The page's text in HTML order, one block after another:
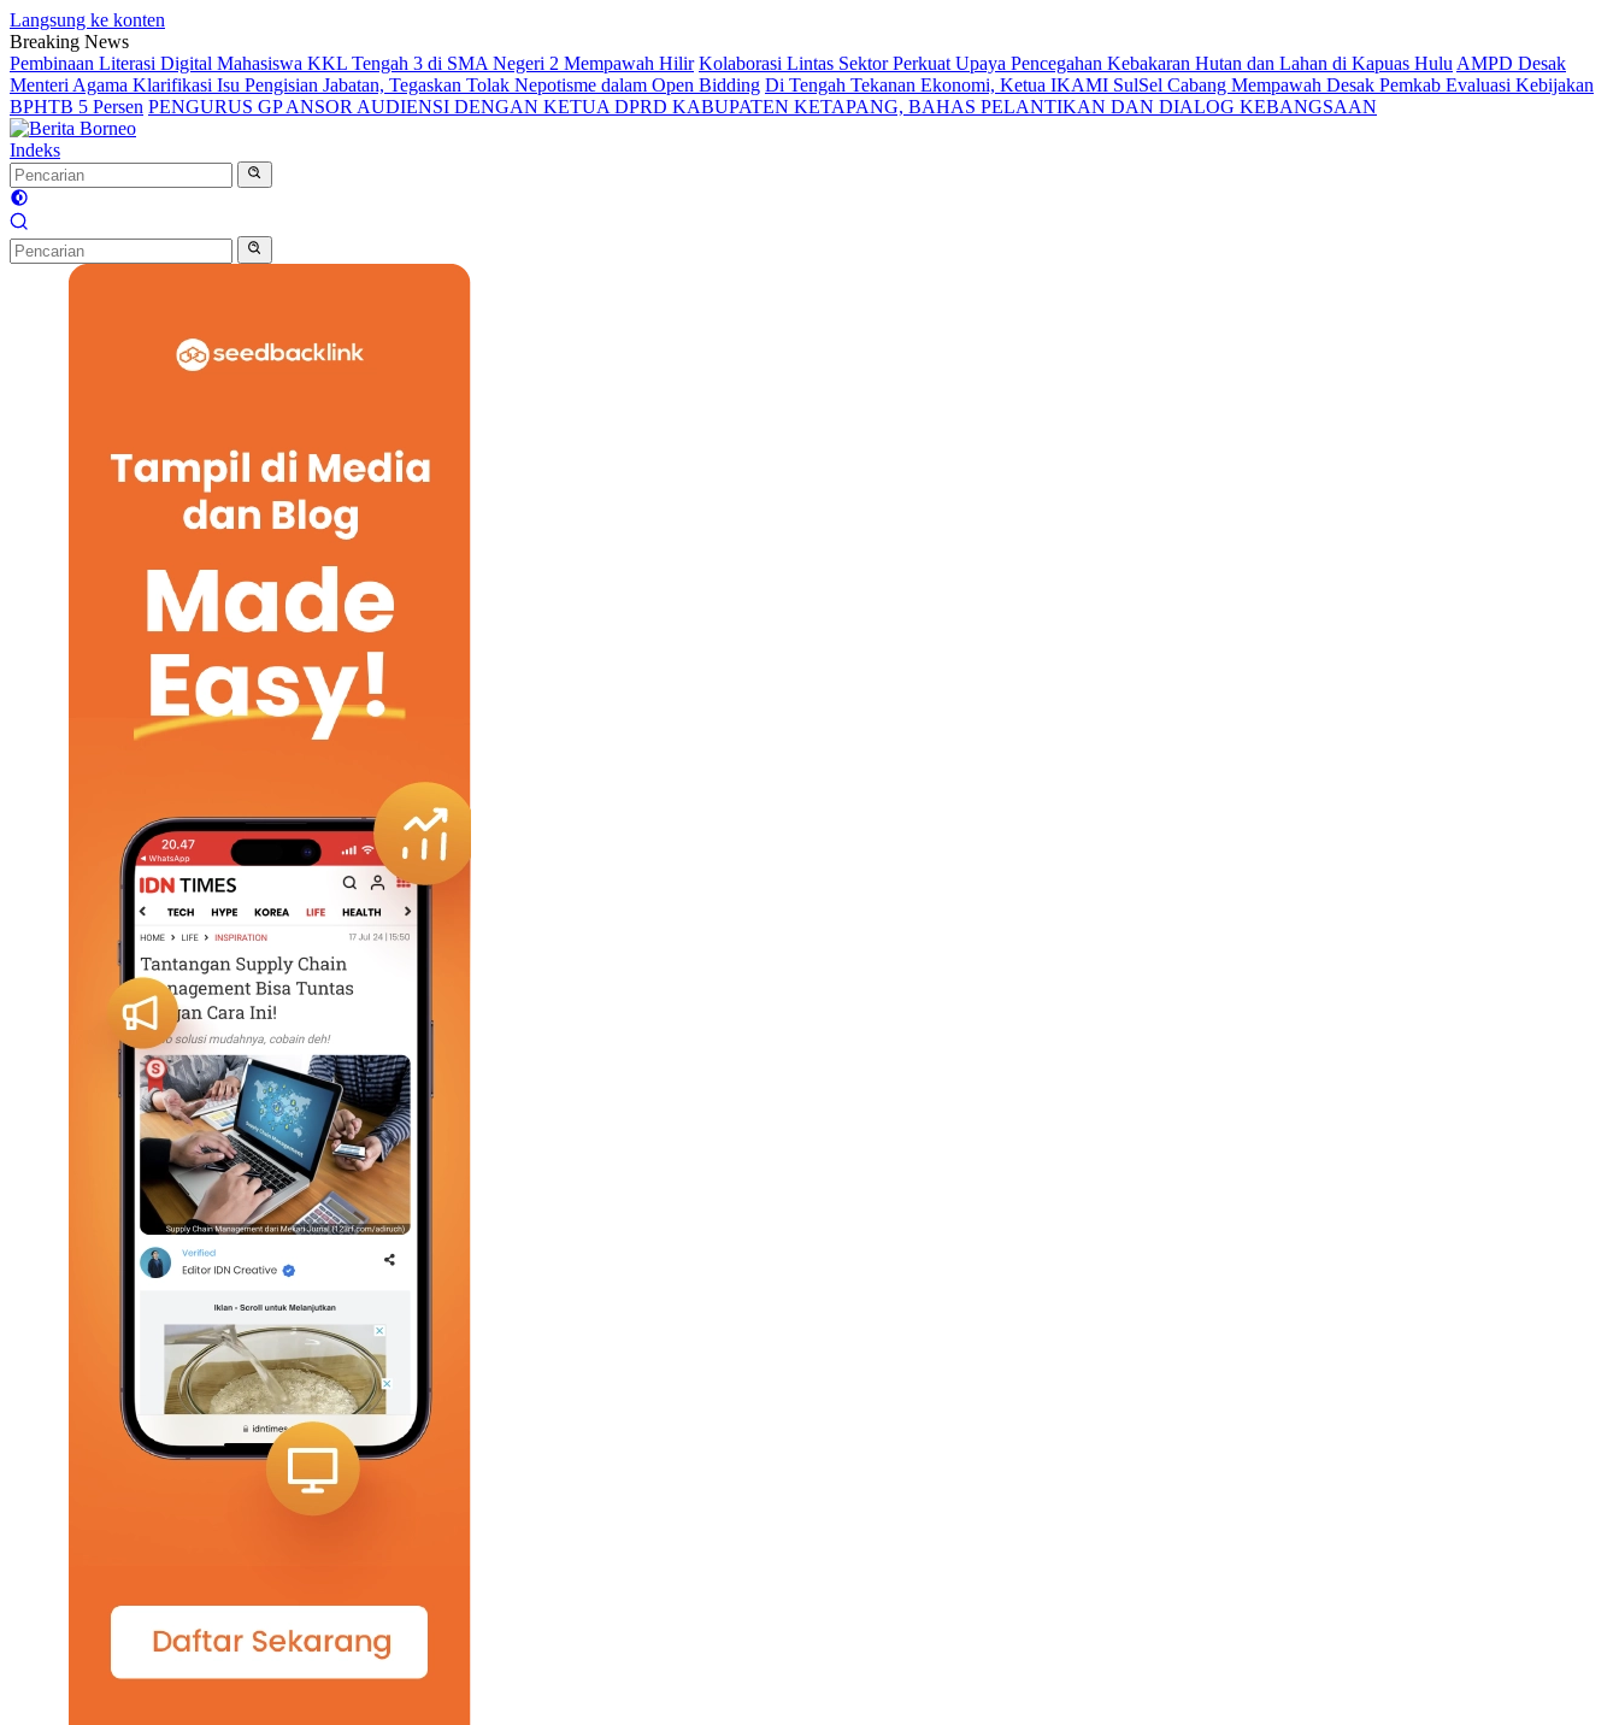
Langsung ke konten
Breaking News
Pembinaan Literasi Digital Mahasiswa KKL Tengah 3 di SMA Negeri 2 Mempawah Hilir Kolaborasi Lintas Sektor Perkuat Upaya Pencegahan Kebakaran Hutan dan Lahan di Kapuas Hulu AMPD Desak
Menteri Agama Klarifikasi Isu Pengisian Jabatan, Tegaskan Tolak Nepotisme dalam Open Bidding Di Tengah Tekanan Ekonomi, Ketua IKAMI SulSel Cabang Mempawah Desak Pemkab Evaluasi Kebijakan
BPHTB 5 Persen PENGURUS GP ANSOR AUDIENSI DENGAN KETUA DPRD KABUPATEN KETAPANG, BAHAS PELANTIKAN DAN DIALOG KEBANGSAAN
Indeks